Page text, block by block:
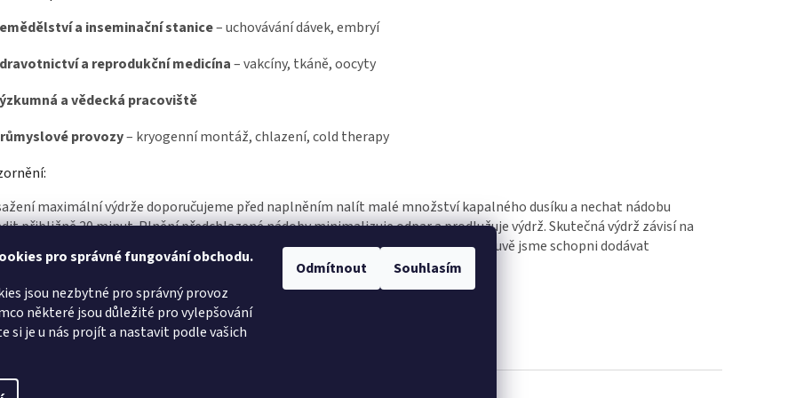
pro správné fungování obchodu.
jsou nezbytné pro správný provoz
některé jsou důležité pro vylepšování
si je u nás projít a nastavit podle vašich
Odmítnout Souhlasím
a inseminační stanice– uchovávání dávek, embryí
a reprodukční medicína– vakcíny, tkáně, oocyty
a vědecká pracoviště
provozy– kryogenní montáž, chlazení, cold therapy
maximální výdrže doporučujeme před naplněním nalít malé množství kapalného dusíku a nechat nádobu
přibližně 20 minut. Plnění předchlazené nádoby minimalizuje odpar a prodlužuje výdrž. Skutečná výdrž závisí na
faktorech – teplotě okolí, manipulaci, umístění nebo vlhkosti. Po předchozí domluvě jsme schopni dodávat
předchlazené, popř. s dusíkem.
FORESTRIS.CZ